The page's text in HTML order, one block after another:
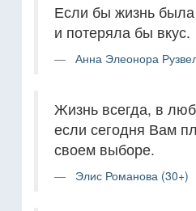
Если бы жизнь
и потеряла бы вкус.
Анна Элеонора
Жизнь всегда, в
если сегодня Вам
своем выборе.
Элис Романова (30+)